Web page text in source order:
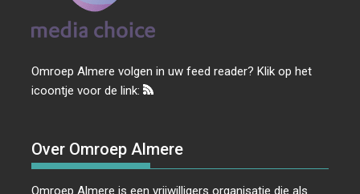
Omroep Almere volgen in uw feed reader? Klik op het
icoontje voor de link:
Over Omroep Almere
Omroep Almere is een vrijwilligers organisatie die als